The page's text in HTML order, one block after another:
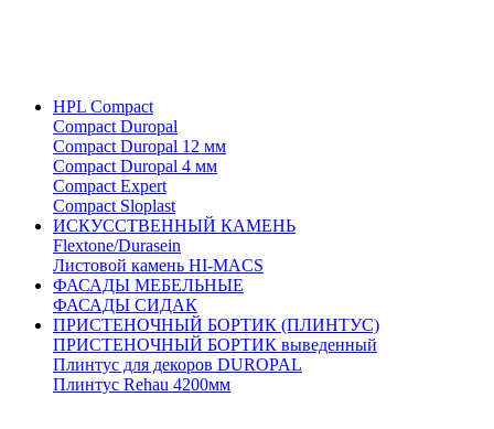
HPL Compact
Compact Duropal
Compact Duropal 12 мм
Compact Duropal 4 мм
Compact Expert
Compact Sloplast
ИСКУССТВЕННЫЙ КАМЕНЬ
Flextone/Durasein
Листовой камень HI-MACS
ФАСАДЫ МЕБЕЛЬНЫЕ
ФАСАДЫ СИДАК
ПРИСТЕНОЧНЫЙ БОРТИК (ПЛИНТУС)
ПРИСТЕНОЧНЫЙ БОРТИК выведенный
Плинтус для декоров DUROPAL
Плинтус Rehau 4200мм